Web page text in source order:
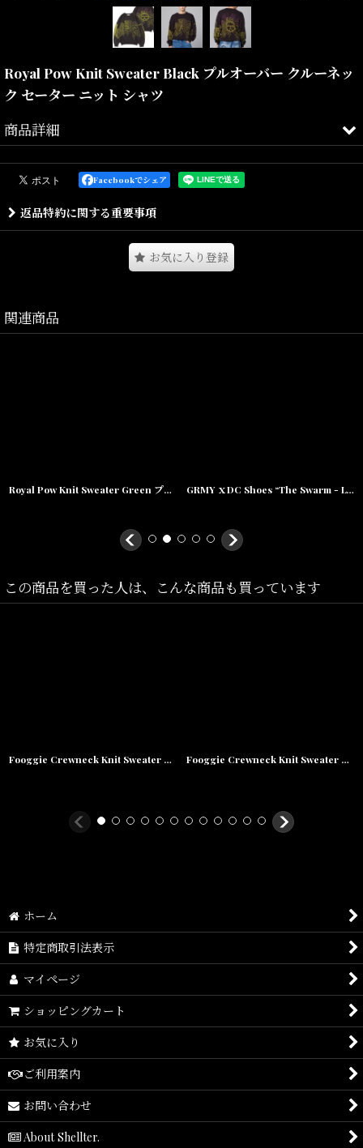
Royal Pow Knit Sweater Black プルオーバー クルーネッ
ク セーター ニット シャツ
商品詳細
レトログラフィックスをジャガード織りで表現したコットンニット
となります。
あたたかみのあるコットンニット素材を使用したジャガード織りの
フロント、バック、袖部分にレトロなグラフィックスを織り込んだ
ベーシックなシルエットで様々なスタイリングに大活躍する
S(着丈:65cm,身幅:56cm,肩幅:47cm,袖丈:63cm)
着丈:69cm,身幅:59.5cm,肩幅:50cm,袖丈:67.5cm
着丈:72cm,身幅:61cm,肩幅:52cm
Facebookでシェア
返品特約に関する重要事項
お気に入り登録
関連商品
Royal Pow Knit Sweater Green プルオーバー クルーネック セーター ニット シャツ GRMY ｘDC Shoes “The Swarm - Lynx Grimey” White
この商品を買った人は、こんな商品も買っています
Fooggie Crewneck Knit Sweater クルーネック ニット セーター Fooggie Crewneck Knit Sweater クルーネック ニット セーター
ホーム
特定商取引法表示
マイページ
ショッピングカート
お気に入り
ご利用案内
お問い合わせ
About Shellter.